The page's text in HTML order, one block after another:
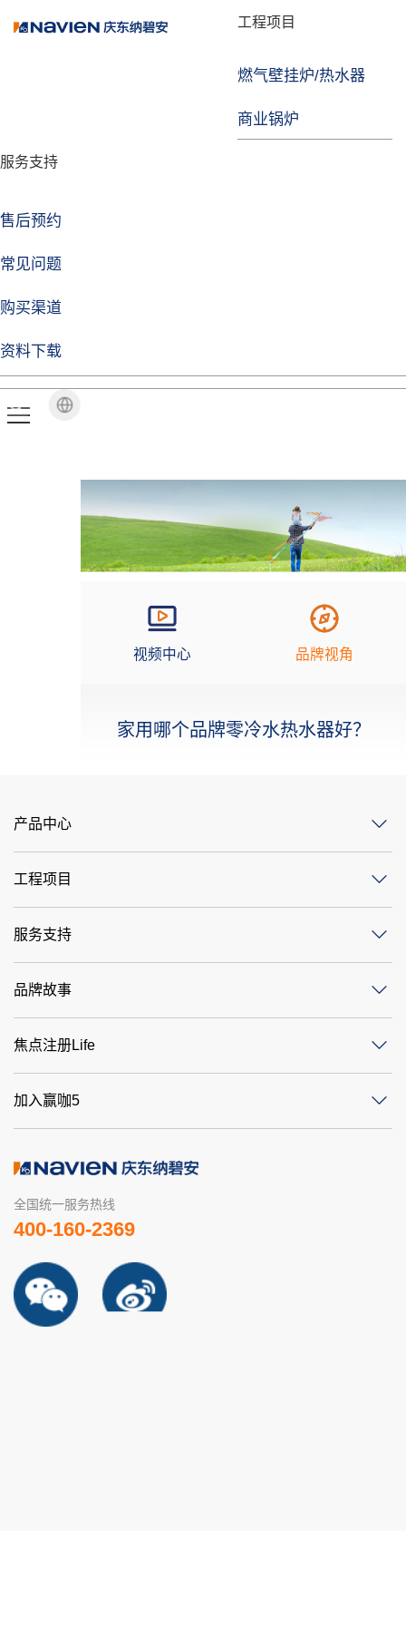
工程项目
燃气壁挂炉/热水器
商业锅炉
服务支持
售后预约
常见问题
购买渠道
资料下载
品牌故事
技术实力
企业动态
焦点注册Life
品牌视角
视频中心 品牌视角
家用哪个品牌零冷水热水器好？
产品中心
工程项目
服务支持
品牌故事
焦点注册Life
加入赢咖5
全国统一服务热线
400-160-2369